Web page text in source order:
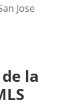
Jose
la